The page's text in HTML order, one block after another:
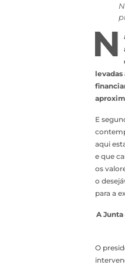
N
E
aqui
e que
os
o
para a
A
O